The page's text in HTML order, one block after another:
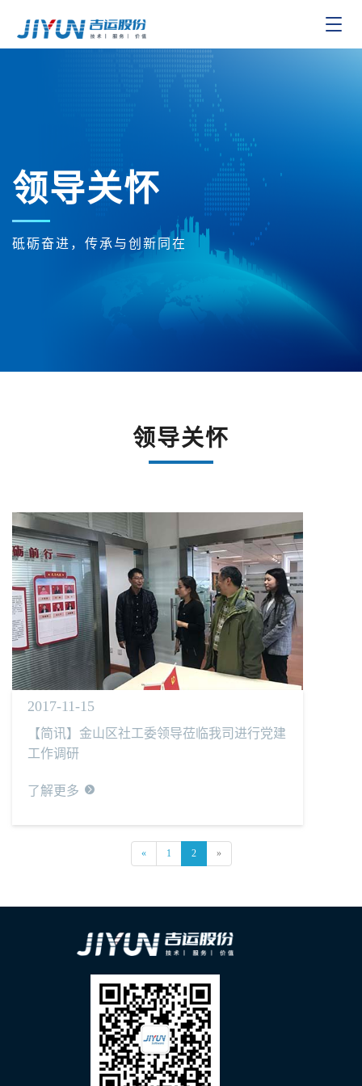
Toggle
领导关怀
砥砺奋进，传承与创新同在
领导关怀
2017-11-15
【简讯】金山区社工委领导莅临我司进行党建
工作调研
了解更多
« 1 2 »